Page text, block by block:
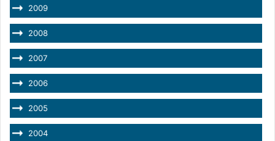
2009
2008
2007
2006
2005
2004